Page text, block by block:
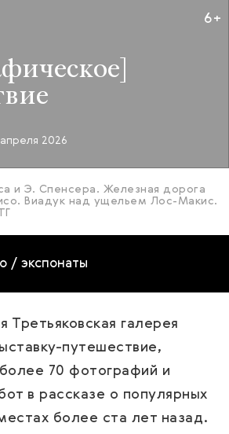
6+
2026
и Э. Спенсера. Железная дорога
Виадук над ущельем Лос-Макис.
/ экспонаты
Третьяковская галерея
путешествие,
70 фотографий и
в рассказе о популярных
более ста лет назад.